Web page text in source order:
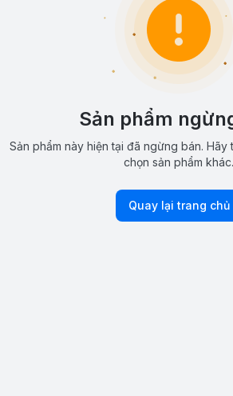
Sản phẩm
Sản phẩm này hiện tại đã ngừng bán.
chọn sản phẩm khác.
Quay lại trang chủ